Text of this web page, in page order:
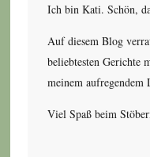
Ich bin Kati. Schön,
Auf diesem Blog
beliebtesten Gerichte
meinem aufregendem
Viel Spaß beim